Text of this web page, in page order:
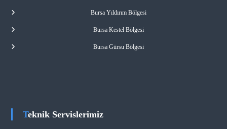
Bursa Yıldırım Bölgesi
Bursa Kestel Bölgesi
Bursa Gürsu Bölgesi
Teknik Servislerimiz